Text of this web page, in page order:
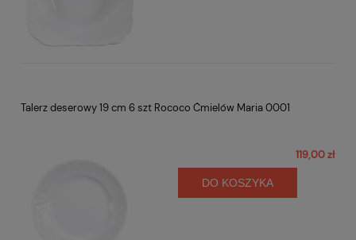
Talerz deserowy 19 cm 6 szt Rococo Ćmielów Maria 0001
119,00 zł
DO KOSZYKA